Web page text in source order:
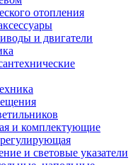
отопления
и двигатели
и комплектующие
и световые указатели